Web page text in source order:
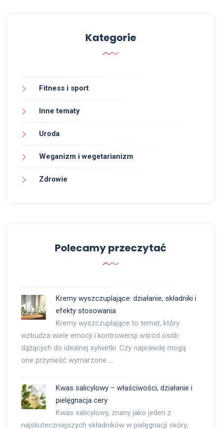
Kategorie
Fitness i sport
Inne tematy
Uroda
Weganizm i wegetarianizm
Zdrowie
Polecamy przeczytać
Kremy wyszczuplające: działanie, składniki i
efekty stosowania
Kremy wyszczuplające to temat, który
wzbudza wiele emocji i kontrowersji wśród osób
dążących do idealnej sylwetki. Czy naprawdę mogą
one przynieść wymarzone …
Kwas salicylowy – właściwości, działanie i
pielęgnacja cery
Kwas salicylowy, znany jako jeden z
najskuteczniejszych składników w pielęgnacji skóry,